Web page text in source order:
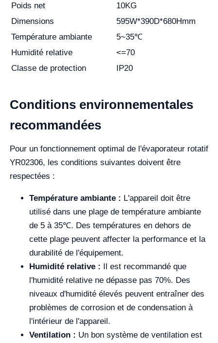
Poids net
10KG
Dimensions
595W*390D*680Hmm
Température ambiante
5~35℃
Humidité relative
<=70
Classe de protection
IP20
Conditions environnementales
recommandées
Pour un fonctionnement optimal de l'évaporateur rotatif
YR02306, les conditions suivantes doivent être
respectées :
Température ambiante : L'appareil doit être
utilisé dans une plage de température ambiante
de 5 à 35℃. Des températures en dehors de
cette plage peuvent affecter la performance et la
durabilité de l'équipement.
Humidité relative : Il est recommandé que
l'humidité relative ne dépasse pas 70%. Des
niveaux d'humidité élevés peuvent entraîner des
problèmes de corrosion et de condensation à
l'intérieur de l'appareil.
Ventilation : Un bon système de ventilation est